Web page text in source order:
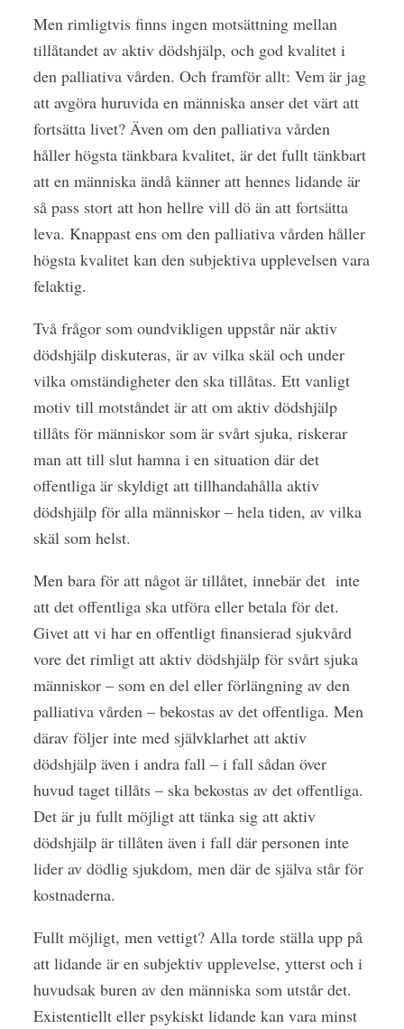
Men rimligtvis finns ingen motsättning mellan
tillåtandet av aktiv dödshjälp, och god kvalitet i
den palliativa vården. Och framför allt: Vem är jag
att avgöra huruvida en ­människa anser det värt att
fortsätta livet? Även om den palliativa vården
håller högsta tänkbara kvalitet, är det fullt tänkbart
att en människa ändå känner att hennes lidande är
så pass stort att hon hellre vill dö än att fortsätta
leva. Knappast ens om den palliativa vården håller
högsta kvalitet kan den subjektiva upplevelsen vara
felaktig.
Två frågor som oundvikligen uppstår när aktiv
dödshjälp diskuteras, är av vilka skäl och under
vilka omständigheter den ska tillåtas. Ett vanligt
motiv till motståndet är att om aktiv dödshjälp
tillåts för människor som är svårt sjuka, riskerar
man att till slut hamna i en situation där det
offentliga är ­skyldigt att tillhandahålla aktiv
dödshjälp för alla människor – hela tiden, av vilka
skäl som helst.
Men bara för att något är tillåtet, innebär det inte
att det offentliga ska utföra eller betala för det.
Givet att vi har en offentligt finansierad sjukvård
vore det rimligt att aktiv dödshjälp för svårt sjuka
människor – som en del eller förlängning av den
palliativa vården – bekostas av det offentliga. Men
därav följer inte med självklarhet att aktiv
dödshjälp även i andra fall – i fall sådan över
huvud taget tillåts – ska bekostas av det offentliga.
Det är ju fullt möjligt att tänka sig att aktiv
dödshjälp är tillåten även i fall där personen inte
lider av dödlig sjukdom, men där de själva står för
kostnaderna.
Fullt möjligt, men vettigt? Alla torde ställa upp på
att lidande är en subjektiv upplevelse, ytterst och i
huvudsak buren av den människa som utstår det.
Existentiellt eller psykiskt lidande kan vara minst